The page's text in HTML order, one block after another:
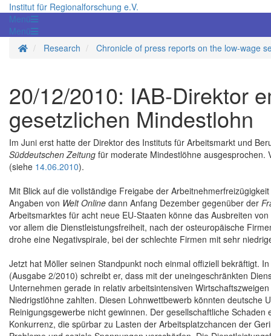
Institut für Regionalforschung e.V.
Menü
Menü
Homepage
Research Chronicle of press reports on the low-wage
20/12/2010: IAB-Direktor
gesetzlichen Mindestlohn
Im Juni erst hatte der Direktor des Instituts für Arbeitsmarkt und
Süddeutschen Zeitung für moderate Mindestlöhne ausgesprochen.
(siehe 14.06.2010).
Mit Blick auf die vollständige Freigabe der
Angaben von Welt Online dann Anfang Dezember gegenüber der
Arbeitsmarktes für acht neue EU-Staaten könne das Ausbreiten
vor allem die Dienstleistungsfreiheit, nach der osteuropäische
drohe eine Negativspirale, bei der schlechte Firmen mit sehr
Jetzt hat Möller seinen Standpunkt noch einmal offiziell bekräftigt.
(Ausgabe 2/2010) schreibt er, dass mit der uneingeschränkten
Unternehmen gerade in relativ arbeitsintensiven
Niedrigstlöhne zahlten. Diesen Lohnwettbewerb könnten deutsche
Reinigungsgewerbe nicht gewinnen. Der gesellschaftliche
Konkurrenz, die spürbar zu Lasten der Arbeitsplatzchancen der